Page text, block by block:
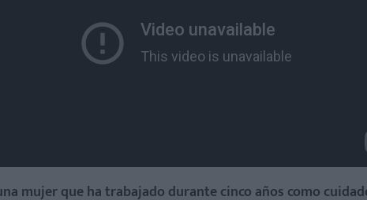
mujer que ha trabajado durante cinco años como